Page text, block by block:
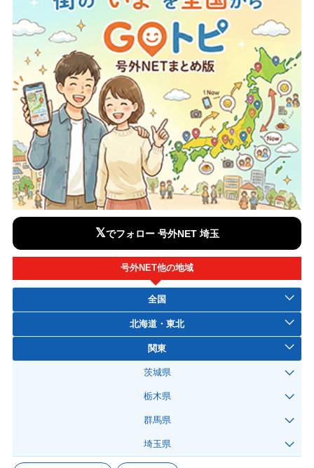
𝕏でフォロー 号外NET 埼玉
号外NET他の地域
全国
北海道・東北
関東
茨城県
栃木県
群馬県
埼玉県